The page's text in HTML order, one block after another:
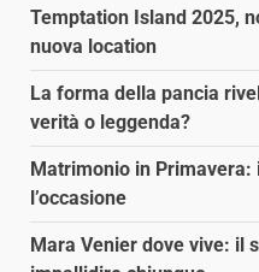
Temptation Island 2025,
nuova location
La forma della pancia
verità o leggenda?
Matrimonio in
l’occasione
Mara Venier dove vive: il